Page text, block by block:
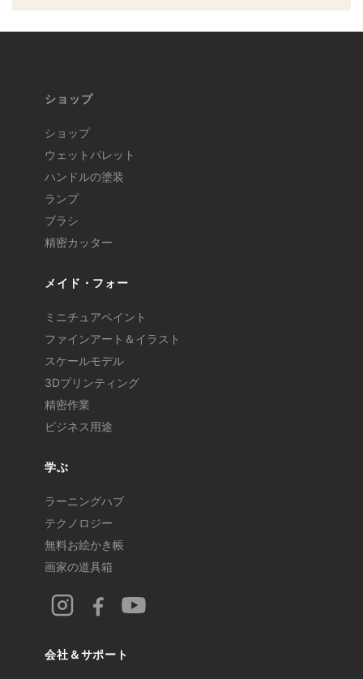
ショップ
ショップ
ウェットパレット
ハンドルの塗装
ランプ
ブラシ
精密カッター
メイド・フォー
ミニチュアペイント
ファインアート＆イラスト
スケールモデル
3Dプリンティング
精密作業
ビジネス用途
学ぶ
ラーニングハブ
テクノロジー
無料お絵かき帳
画家の道具箱
会社＆サポート